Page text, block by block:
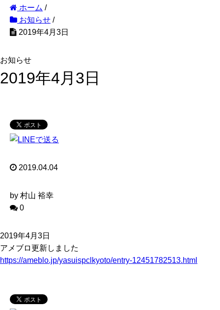
ホーム /
お知らせ /
2019年4月3日
お知らせ
2019年4月3日
2019.04.04
by 村山 裕幸
0
2019年4月3日
アメブロ更新しました
https://ameblo.jp/yasuispclkyoto/entry-12451782513.html